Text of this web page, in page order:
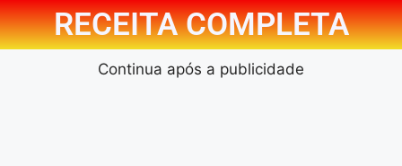
RECEITA COMPLETA
Continua após a publicidade